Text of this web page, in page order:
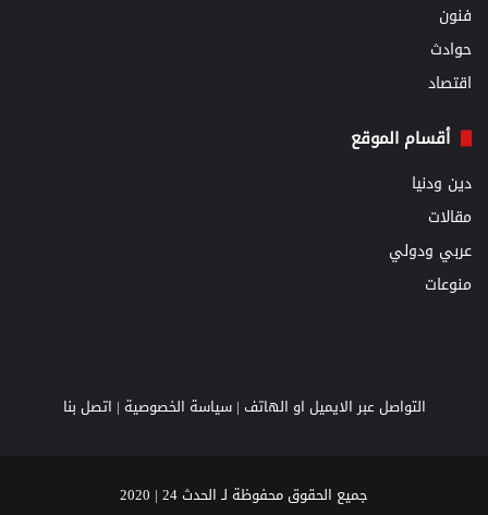
فنون
حوادث
اقتصاد
أقسام الموقع
دين ودنيا
مقالات
عربي ودولي
منوعات
التواصل عبر الايميل او الهاتف |سياسة الخصوصية | اتصل بنا
جميع الحقوق محفوظة لـ الحدث 24 | 2020